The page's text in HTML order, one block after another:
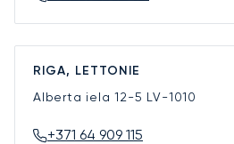
RIGA, LETTONIE
Alberta iela 12-5 LV-1010
+371 64 909 115